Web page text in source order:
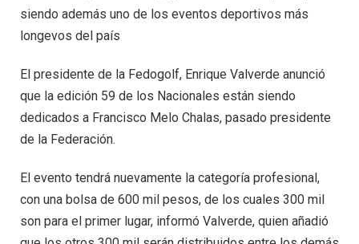
siendo además uno de los eventos deportivos más
longevos del país
El presidente de la Fedogolf, Enrique Valverde anunció
que la edición 59 de los Nacionales están siendo
dedicados a Francisco Melo Chalas, pasado presidente
de la Federación.
El evento tendrá nuevamente la categoría profesional,
con una bolsa de 600 mil pesos, de los cuales 300 mil
son para el primer lugar, informó Valverde, quien añadió